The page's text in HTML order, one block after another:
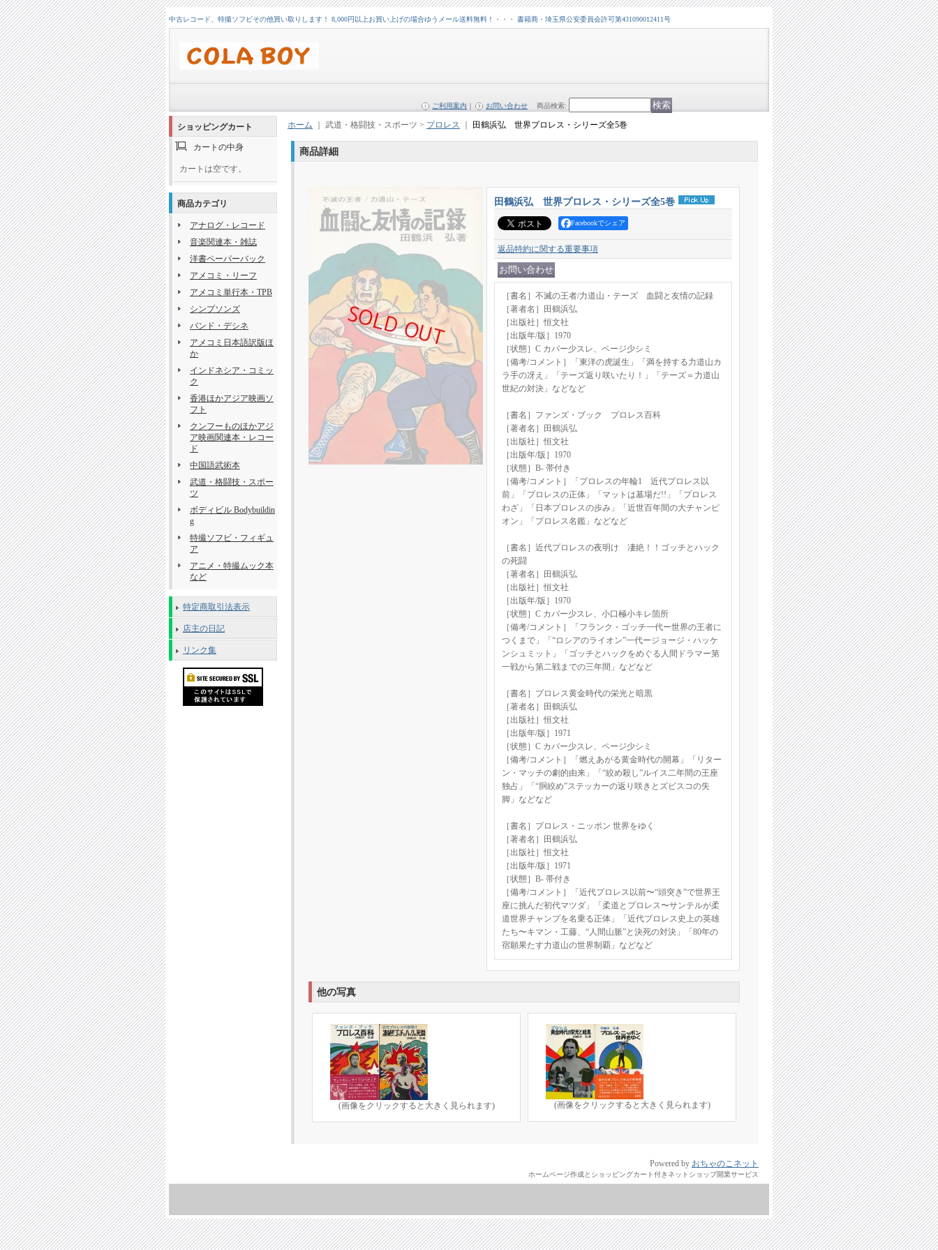
中古レコード、特撮ソフビその他買い取りします！ 8,000円以上お買い上げの場合ゆうメール送料無料！・・・ 書籍商・埼玉県公安委員会許可第431090012411号
ご利用案内 お問い合わせ 商品検索:
ショッピングカート
カートの中身
カートは空です。
商品カテゴリ
アナログ・レコード
音楽関連本・雑誌
洋書ペーパーバック
アメコミ・リーフ
アメコミ単行本・TPB
シンプソンズ
バンド・デシネ
アメコミ日本語訳版ほ
か
インドネシア・コミッ
ク
香港ほかアジア映画ソ
フト
クンフーものほかアジ
ア映画関連本・レコー
ド
中国語武術本
武道・格闘技・スポー
ツ
ボディビル Bodybuildin
g
特撮ソフビ・フィギュ
ア
アニメ・特撮ムック本
など
特定商取引法表示
店主の日記
リンク集
ホーム ｜ 武道・格闘技・スポーツ > プロレス 田鶴浜弘 世界プロレス・シリーズ全5巻
商品詳細
田鶴浜弘 世界プロレス・シリーズ全5巻
Facebookでシェア
返品特約に関する重要事項
［書名］不滅の王者/力道山・テーズ 血闘と友情の記録
［著者名］田鶴浜弘
［出版社］恒文社
［出版年/版］1970
［状態］C カバー少スレ、ページ少シミ
［備考/コメント］「東洋の虎誕生」「満を持する力道山カ
ラ手の冴え」「テーズ返り咲いたり！」「テーズ＝力道山
世紀の対決」などなど
［書名］ファンズ・ブック プロレス百科
［著者名］田鶴浜弘
［出版社］恒文社
［出版年/版］1970
［状態］B- 帯付き
［備考/コメント］「プロレスの年輪1 近代プロレス以
前」「プロレスの正体」「マットは墓場だ!!」「プロレス
わざ」「日本プロレスの歩み」「近世百年間の大チャンピ
オン」「プロレス名鑑」などなど
［書名］近代プロレスの夜明け 凄絶！！ゴッチとハック
の死闘
［著者名］田鶴浜弘
［出版社］恒文社
［出版年/版］1970
［状態］C カバー少スレ、小口極小キレ箇所
［備考/コメント］「フランク・ゴッチ一代ー世界の王者に
つくまで」「“ロシアのライオン”一代ージョージ・ハッケ
ンシュミット」「ゴッチとハックをめぐる人間ドラマー第
一戦から第二戦までの三年間」などなど
［書名］プロレス黄金時代の栄光と暗黒
［著者名］田鶴浜弘
［出版社］恒文社
［出版年/版］1971
［状態］C カバー少スレ、ページ少シミ
［備考/コメント］「燃えあがる黄金時代の開幕」「リター
ン・マッチの劇的由来」「“絞め殺し”ルイス二年間の王座
独占」「“胴絞め”ステッカーの返り咲きとズビスコの失
脚」などなど
［書名］プロレス・ニッポン 世界をゆく
［著者名］田鶴浜弘
［出版社］恒文社
［出版年/版］1971
［状態］B- 帯付き
［備考/コメント］「近代プロレス以前〜“頭突き”で世界王
座に挑んだ初代マツダ」「柔道とプロレス〜サンテルが柔
道世界チャンプを名乗る正体」「近代プロレス史上の英雄
たち〜キマン・工藤、“人間山脈”と決死の対決」「80年の
宿願果たす力道山の世界制覇」などなど
他の写真
(画像をクリックすると大きく見られます) (画像をクリックすると大きく見られます)
Powered by おちゃのこネット
ホームページ作成とショッピングカート付きネットショップ開業サービス